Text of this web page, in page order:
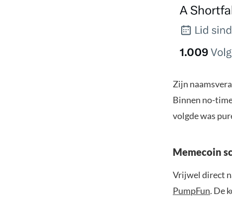
Zijn
Binnen no-
volgde was
Memecoin
Vrijwel direct
PumpFun. De